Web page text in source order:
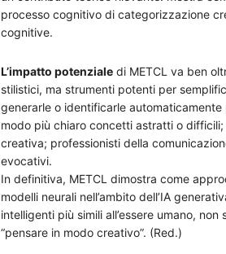
processo cognitivo di categorizzazione
cognitive.
L’impatto potenziale di METCL va ben
stilistici, ma strumenti potenti per
generarle o identificarle
modo più chiaro concetti astratti o
creativa; professionisti della
evocativi.
In definitiva, METCL dimostra come
modelli neurali nell’ambito dell’IA
intelligenti più simili all’essere umano,
“pensare in modo creativo”. (Red.)